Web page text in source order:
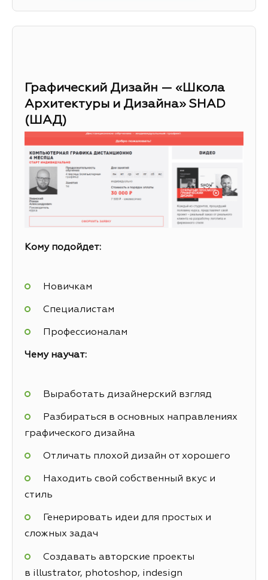
Графический Дизайн — «Школа
Архитектуры и Дизайна» SHAD
(ШАД)
Кому подойдет:
Новичкам
Специалистам
Профессионалам
Чему научат:
Выработать дизайнерский взгляд
Разбираться в основных направлениях
графического дизайна
Отличать плохой дизайн от хорошего
Находить свой собственный вкус и
стиль
Генерировать идеи для простых и
сложных задач
Создавать авторские проекты
в illustrator, photoshop, indesign